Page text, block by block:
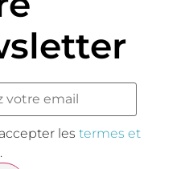
les termes et
.